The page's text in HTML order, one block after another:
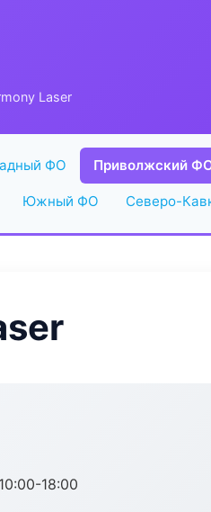
Laser
ФО Приволжский
Южный ФО Северо-
18:00